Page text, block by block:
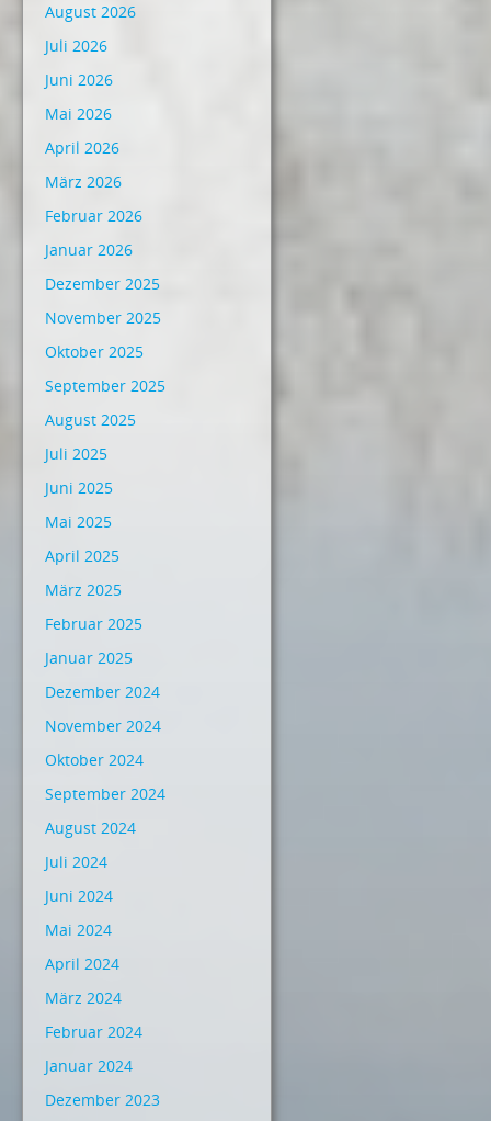
August 2026
Juli 2026
Juni 2026
Mai 2026
April 2026
März 2026
Februar 2026
Januar 2026
Dezember 2025
November 2025
Oktober 2025
September 2025
August 2025
Juli 2025
Juni 2025
Mai 2025
April 2025
März 2025
Februar 2025
Januar 2025
Dezember 2024
November 2024
Oktober 2024
September 2024
August 2024
Juli 2024
Juni 2024
Mai 2024
April 2024
März 2024
Februar 2024
Januar 2024
Dezember 2023